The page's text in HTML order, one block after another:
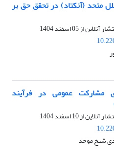
متحد (آنکتاد) در تحقق حق بر
آنلاین از05 اسفند 1404
مشارکت عمومی در فرآیند
آنلاین از10 اسفند 1404
شیخ موحد